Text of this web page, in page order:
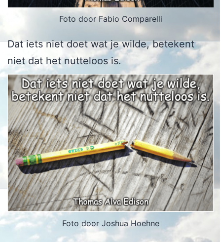
Foto door Fabio Comparelli
Dat iets niet doet wat je wilde, betekent
niet dat het nutteloos is.
Foto door Joshua Hoehne